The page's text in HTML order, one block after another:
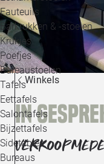
Fauteuils
Barkrukken & -stoelen
Krukjes
Poefjes
Bureaustoelen
Tafels
Eettafels
Salontafels
Bijzettafels
Sidetables
Bureaus
Winkels
In